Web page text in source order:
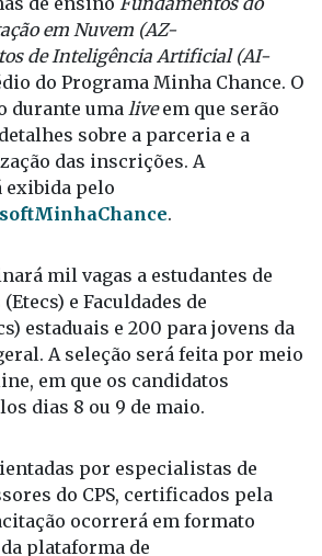
para oferecer 1,2 mil vagas
de ensinoFundamentos do
em Nuvem (AZ-
de Inteligência Artificial (AI-
do Programa Minha Chance. O
durante uma liveem que serão
sobre a parceria e a
das inscrições. A
exibida pelo
mil vagas a estudantes de
e Faculdades de
estaduais e 200 para jovens da
A seleção será feita por meio
em que os candidatos
por especialistas de
do CPS, certificados pela